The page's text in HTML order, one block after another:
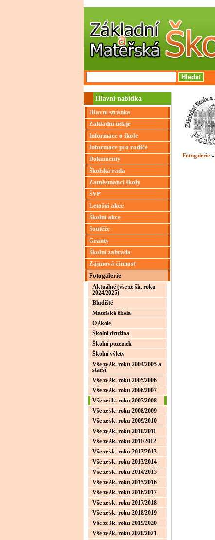
Hlavní nabídka
Hlavní stránka
Základní údaje
Informace o škole
Informace pro rodiče
Dokumenty
Školská rada
Zaměstnanci školy
ŠVP
Letošní akce
Školní akce
Soutěže
Granty
Školní zahrada
Zájmová činnost
Fotogalerie
Aktuálně (vše ze šk. roku
2024/2025)
Bludiště
Mateřská škola
O škole
Školní družina
Školní pozemek
Školní výlety
Vše ze šk. roku 2004/2005 a
starší
Vše ze šk. roku 2005/2006
Vše ze šk. roku 2006/2007
Vše ze šk. roku 2007/2008
Vše ze šk. roku 2008/2009
Vše ze šk. roku 2009/2010
Vše ze šk. roku 2010/2011
Vše ze šk. roku 2011/2012
Vše ze šk. roku 2012/2013
Vše ze šk. roku 2013/2014
Vše ze šk. roku 2014/2015
Vše ze šk. roku 2015/2016
Vše ze šk. roku 2016/2017
Vše ze šk. roku 2017/2018
Vše ze šk. roku 2018/2019
Vše ze šk. roku 2019/2020
Vše ze šk. roku 2020/2021
Fotogalerie»